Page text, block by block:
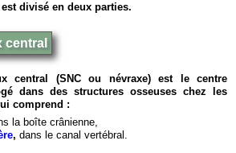
divisé en deux parties.
central
central (SNC ou névraxe) est le centre
dans des structures osseuses chez les
comprend :
la boîte crânienne,
, dans le canal vertébral.